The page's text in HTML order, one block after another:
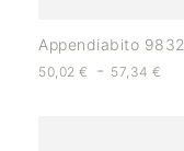
Appendiabito 9832
50,02 € - 57,34€